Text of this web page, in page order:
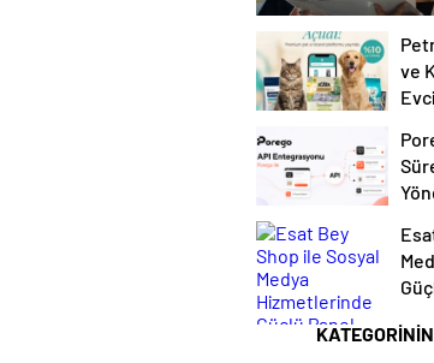
Kesintisiz Burs
ve